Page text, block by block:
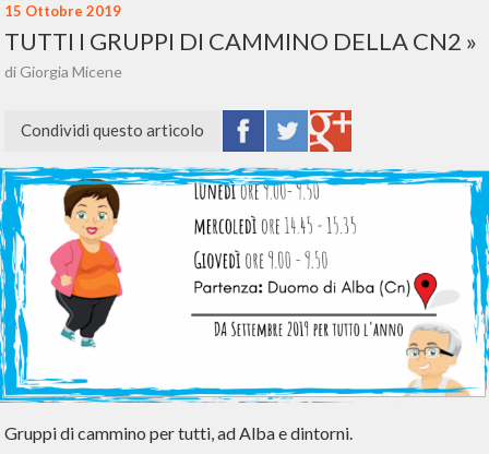
15 Ottobre 2019
TUTTI I GRUPPI DI CAMMINO DELLA CN2
di Giorgia Micene
Condividi questo articolo
Gruppi di cammino per tutti, ad Alba e dintorni.